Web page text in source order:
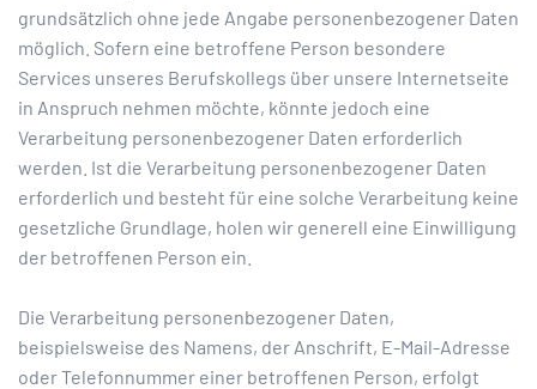
grundsätzlich ohne jede Angabe personenbezogener Daten
möglich. Sofern eine betroffene Person besondere
Services unseres Berufskollegs über unsere Internetseite
in Anspruch nehmen möchte, könnte jedoch eine
Verarbeitung personenbezogener Daten erforderlich
werden. Ist die Verarbeitung personenbezogener Daten
erforderlich und besteht für eine solche Verarbeitung keine
gesetzliche Grundlage, holen wir generell eine Einwilligung
der betroffenen Person ein.
Die Verarbeitung personenbezogener Daten,
beispielsweise des Namens, der Anschrift, E-Mail-Adresse
oder Telefonnummer einer betroffenen Person, erfolgt